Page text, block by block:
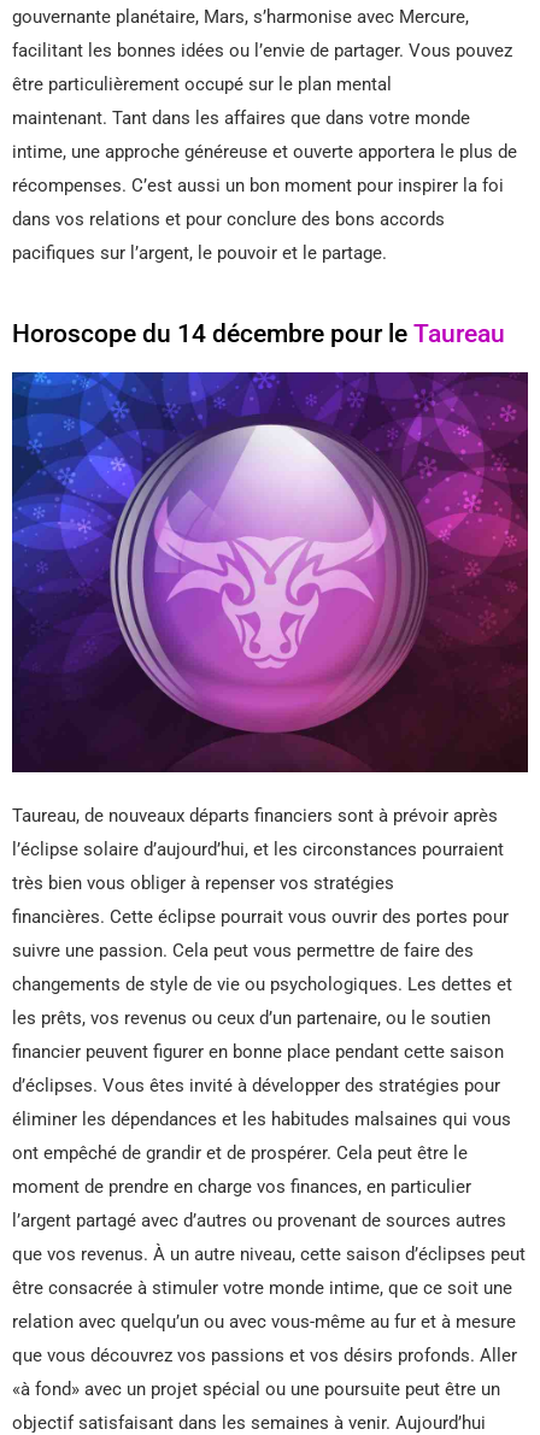
gouvernante planétaire, Mars, s’harmonise avec Mercure,
facilitant les bonnes idées ou l’envie de partager. Vous pouvez
être particulièrement occupé sur le plan mental
maintenant. Tant dans les affaires que dans votre monde
intime, une approche généreuse et ouverte apportera le plus de
récompenses. C’est aussi un bon moment pour inspirer la foi
dans vos relations et pour conclure des bons accords
pacifiques sur l’argent, le pouvoir et le partage.
Horoscope du 14 décembre pour le Taureau
Taureau, de nouveaux départs financiers sont à prévoir après
l’éclipse solaire d’aujourd’hui, et les circonstances pourraient
très bien vous obliger à repenser vos stratégies
financières. Cette éclipse pourrait vous ouvrir des portes pour
suivre une passion. Cela peut vous permettre de faire des
changements de style de vie ou psychologiques. Les dettes et
les prêts, vos revenus ou ceux d’un partenaire, ou le soutien
financier peuvent figurer en bonne place pendant cette saison
d’éclipses. Vous êtes invité à développer des stratégies pour
éliminer les dépendances et les habitudes malsaines qui vous
ont empêché de grandir et de prospérer. Cela peut être le
moment de prendre en charge vos finances, en particulier
l’argent partagé avec d’autres ou provenant de sources autres
que vos revenus. À un autre niveau, cette saison d’éclipses peut
être consacrée à stimuler votre monde intime, que ce soit une
relation avec quelqu’un ou avec vous-même au fur et à mesure
que vous découvrez vos passions et vos désirs profonds. Aller
«à fond» avec un projet spécial ou une poursuite peut être un
objectif satisfaisant dans les semaines à venir. Aujourd’hui